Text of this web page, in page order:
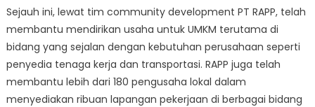
Sejauh ini, lewat tim community development PT RAPP, telah
membantu mendirikan usaha untuk UMKM terutama di
bidang yang sejalan dengan kebutuhan perusahaan seperti
penyedia tenaga kerja dan transportasi. RAPP juga telah
membantu lebih dari 180 pengusaha lokal dalam
menyediakan ribuan lapangan pekerjaan di berbagai bidang